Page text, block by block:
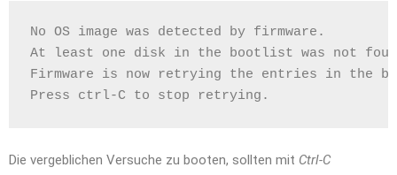
No OS image was detected by firmware.
At least one disk in the bootlist was not
Firmware is now retrying the entries in the
Press ctrl-C to stop retrying.
Die vergeblichen Versuche zu booten, sollten mit Ctrl-C